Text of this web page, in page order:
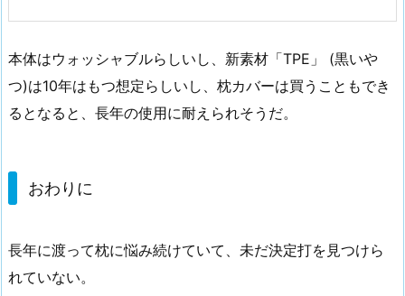
本体はウォッシャブルらしいし、新素材「TPE」 (黒いや
つ)は10年はもつ想定らしいし、枕カバーは買うこともでき
るとなると、長年の使用に耐えられそうだ。
おわりに
長年に渡って枕に悩み続けていて、未だ決定打を見つけら
れていない。